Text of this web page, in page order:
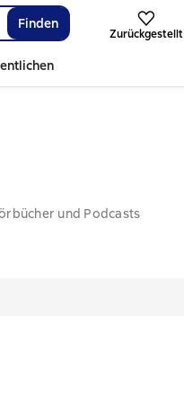
Finden
Zurückgestellt
und Podcasts